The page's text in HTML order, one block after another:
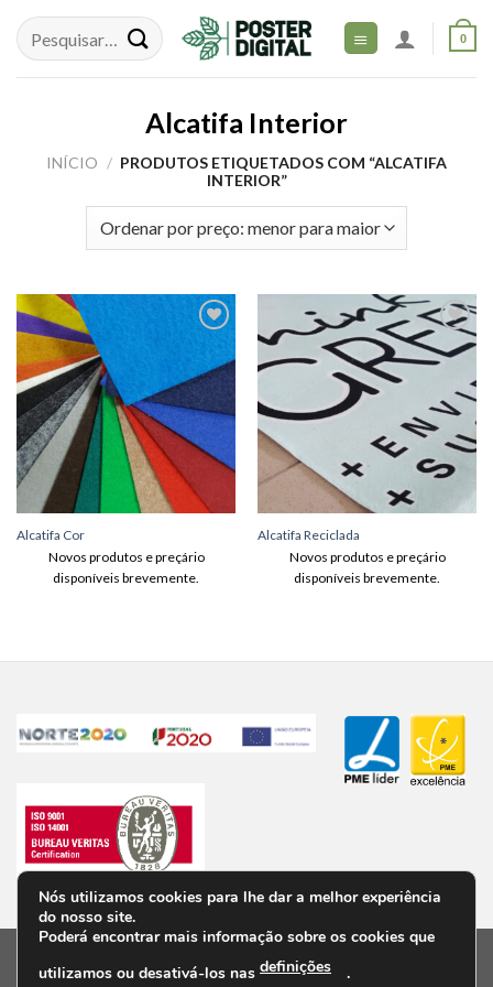
content
0
Alcatifa Interior
INÍCIO / PRODUTOS ETIQUETADOS COM “ALCATIFA
INTERIOR”
Adicionar
desejos
Alcatifa Cor
Novos produtos e preçário
disponíveis brevemente.
Adicionar
aos meus
Alcatifa Reciclada
Novos produtos e preçário
disponíveis brevemente.
Nós utilizamos cookies para lhe dar a melhor experiência
do nosso site.
Poderá encontrar mais informação sobre os cookies que
utilizamos ou desativá-los nas definições .